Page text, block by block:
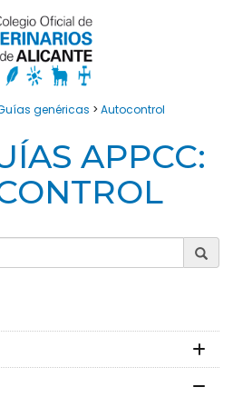
genéricas > Autocontrol
APPCC: